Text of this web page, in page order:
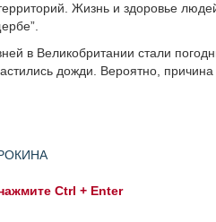
Жизнь и здоровье
в Великобритании стали
дожди. Вероятно,
Ctrl + Enter